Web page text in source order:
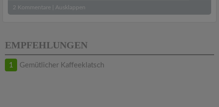
2 Kommentare Ausklappen
EMPFEHLUNGEN
1 Gemütlicher Kaffeeklatsch